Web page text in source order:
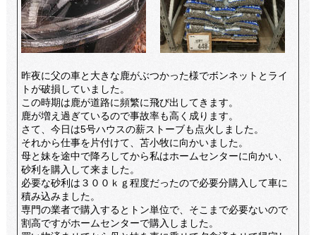
昨夜に父の車と大きな鹿がぶつかった様でボンネットとライ
トが破損していました。
この時期は鹿が道路に頻繁に飛び出してきます。
鹿が増え過ぎているので事故率も高く成ります。
さて、今日は5号ハウスの薪ストーブも点火しました。
それから仕事を片付けて、苫小牧に向かいました。
母と妹を途中で降ろしてから私はホームセンターに向かい、
砂利を購入して来ました。
必要な砂利は３００ｋｇ程度だったので必要分購入して車に
積み込みました。
専門の業者で購入するとトン単位で、そこまで必要ないので
割高ですがホームセンターで購入しました。